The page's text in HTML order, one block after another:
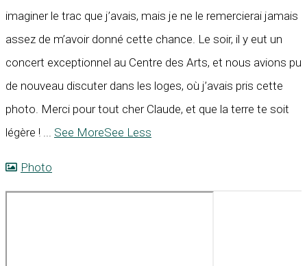
imaginer le trac que j’avais, mais je ne le remercierai jamais
assez de m’avoir donné cette chance. Le soir, il y eut un
concert exceptionnel au Centre des Arts, et nous avions pu
de nouveau discuter dans les loges, où j’avais pris cette
photo. Merci pour tout cher Claude, et que la terre te soit
légère !
See MoreSee Less
Photo